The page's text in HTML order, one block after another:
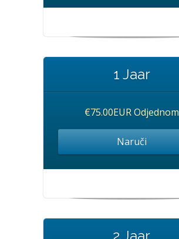
1 Jaar
€75.00EUR Odjednom
Naruči